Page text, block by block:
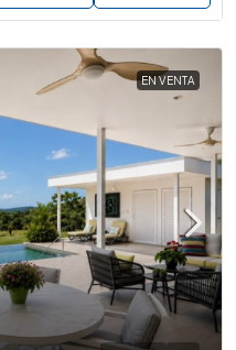
EN VENTA